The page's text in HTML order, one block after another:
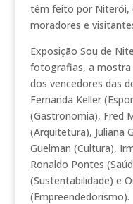
têm feito por Niterói,
moradores e
Exposição Sou de
fotografias, a mostra
dos vencedores das
Fernanda Keller
(Gastronomia), Fred
(Arquitetura), Juliana
Guelman (Cultura),
Ronaldo Pontes
(Sustentabilidade) e
(Empreendedorismo).